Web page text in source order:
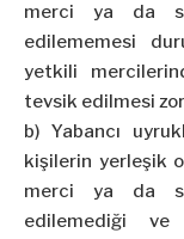
merci ya da
edilememesi
yetkili
tevsik edilmesi
b) Yabancı
kişilerin yerleşik
merci ya da
edilemediği